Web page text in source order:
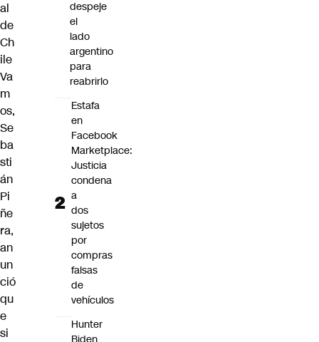
al
de
Ch
ile
Va
m
os,
Se
ba
sti
án
Pi
ñe
ra,
an
un
ció
qu
e
si
despeje
el
lado
argentino
para
reabrirlo
Estafa
en
Facebook
Marketplace:
Justicia
condena
a
dos
sujetos
por
compras
falsas
de
vehículos
Hunter
Biden